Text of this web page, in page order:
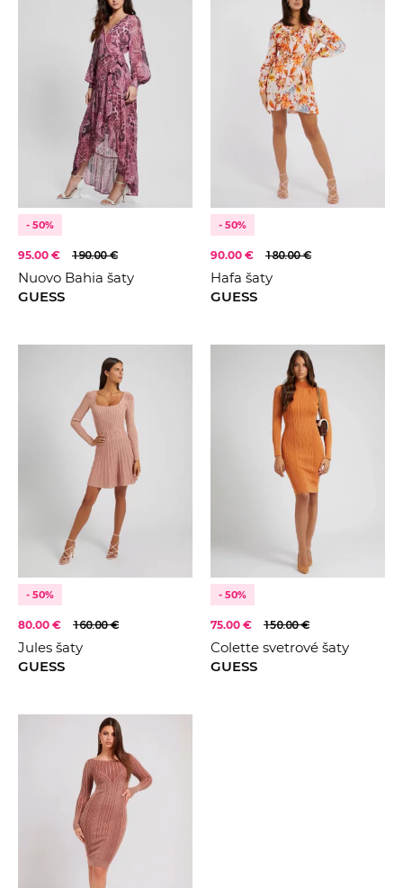
- 50%
95.00 € 190.00 €
Nuovo Bahia šaty
GUESS
- 50%
90.00 € 180.00 €
Hafa šaty
GUESS
- 50%
80.00 € 160.00 €
Jules šaty
GUESS
- 50%
75.00 € 150.00 €
Colette svetrové šaty
GUESS